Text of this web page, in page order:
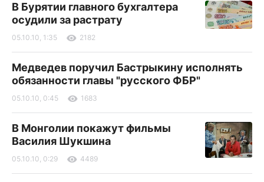
В Бурятии главного бухгалтера
осудили за растрату
05.10.10, 1:35 2182
Медведев поручил Бастрыкину исполнять
обязанности главы "русского ФБР"
05.10.10, 0:45 1683
В Монголии покажут фильмы
Василия Шукшина
05.10.10, 0:29 4489